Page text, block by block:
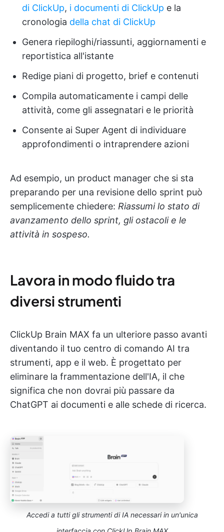
di ClickUp, i documenti di ClickUp e la
cronologia della chat di ClickUp
Genera riepiloghi/riassunti, aggiornamenti e
reportistica all'istante
Redige piani di progetto, brief e contenuti
Compila automaticamente i campi delle
attività, come gli assegnatari e le priorità
Consente ai Super Agent di individuare
approfondimenti o intraprendere azioni
Ad esempio, un product manager che si sta
preparando per una revisione dello sprint può
semplicemente chiedere: Riassumi lo stato di
avanzamento dello sprint, gli ostacoli e le
attività in sospeso.
Lavora in modo fluido tra
diversi strumenti
ClickUp Brain MAX fa un ulteriore passo avanti
diventando il tuo centro di comando AI tra
strumenti, app e il web. È progettato per
eliminare la frammentazione dell'IA, il che
significa che non dovrai più passare da
ChatGPT ai documenti e alle schede di ricerca.
Accedi a tutti gli strumenti di IA necessari in un'unica